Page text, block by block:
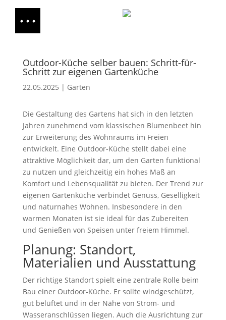
Outdoor-Küche selber bauen: Schritt-für-
Schritt zur eigenen Gartenküche
22.05.2025 | Garten
Die Gestaltung des Gartens hat sich in den letzten
Jahren zunehmend vom klassischen Blumenbeet hin
zur Erweiterung des Wohnraums im Freien
entwickelt. Eine Outdoor-Küche stellt dabei eine
attraktive Möglichkeit dar, um den Garten funktional
zu nutzen und gleichzeitig ein hohes Maß an
Komfort und Lebensqualität zu bieten. Der Trend zur
eigenen Gartenküche verbindet Genuss, Geselligkeit
und naturnahes Wohnen. Insbesondere in den
warmen Monaten ist sie ideal für das Zubereiten
und Genießen von Speisen unter freiem Himmel.
Planung: Standort,
Materialien und Ausstattung
Der richtige Standort spielt eine zentrale Rolle beim
Bau einer Outdoor-Küche. Er sollte windgeschützt,
gut belüftet und in der Nähe von Strom- und
Wasseranschlüssen liegen. Auch die Ausrichtung zur